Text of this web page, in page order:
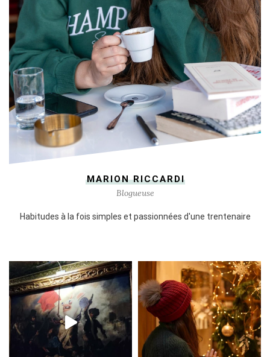
MARION RICCARDI
Blogueuse
Habitudes à la fois simples et passionnées d'une trentenaire